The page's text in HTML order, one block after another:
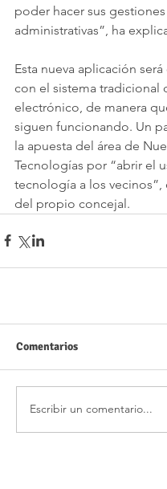
poder hacer sus gestiones
administrativas”, ha
Esta nueva aplicación
con el sistema tradicional
electrónico, de manera
siguen funcionando. Un
la apuesta del área de
Tecnologías por “abrir el
tecnología a los vecinos”,
del propio concejal.
Comentarios
Escribir un comentario...